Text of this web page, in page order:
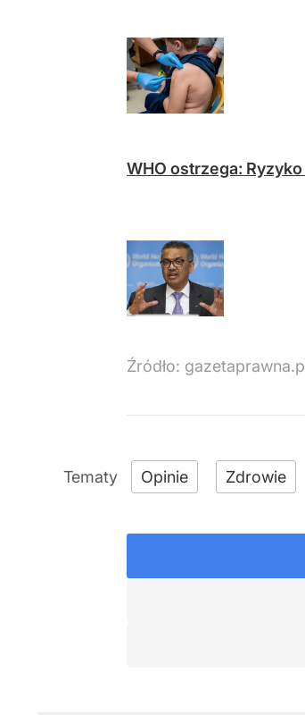
WHO ostrzega:
Źródło:
Opinie Zdrowie